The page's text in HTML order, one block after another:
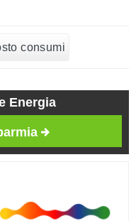
consumi
Energia